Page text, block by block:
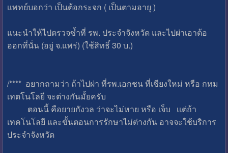
เเพทย์บอกว่า เป็นต้อกระจก ( เป็นตามอายุ )
แนะนำให้ไปตรวจซ้ำที่ รพ. ประจำจังหวัด และไปผ่าเอาต้อ
ออกที่นั่น (อยู่ จ.แพร่) (ใช้สิทธิ์ 30 บ.)
/**** อยากถามว่า ถ้าไปผ่า ที่รพ.เอกชน ที่เชียงใหม่ หรือ กทม
เทตโนโลยี จะต่างกันมั้ยครับ
ตอนนี้ คือยายกังวล ว่าจะไม่หาย หรือ เจ็บ เเต่ถ้า
เทคโนโลยี และขั้นตอนการรักษาไม่ต่างกัน อาจจะใช้บริการ
ประจำจังหวัด